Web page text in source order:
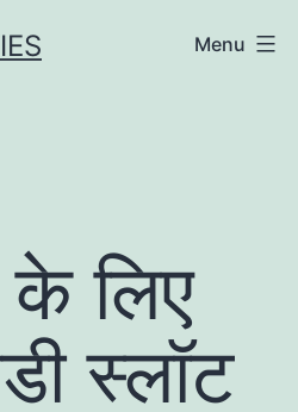
Menu
के लिए
स्लॉट